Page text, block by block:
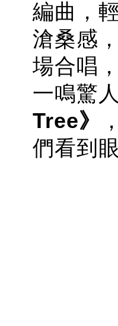
編曲，
滄桑感
場合唱
一鳴驚人
Tree》
們看到